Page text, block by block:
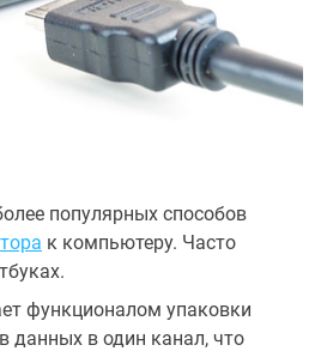
популярных способов
к компьютеру. Часто
функционалом упаковки
данных в один канал, что